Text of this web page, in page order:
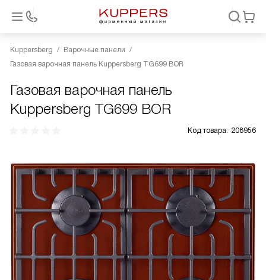
Kuppersberg
Варочные панели
Газовая варочная панель Kuppersberg TG699 BOR
Газовая варочная панель
Kuppersberg TG699 BOR
Код товара: 208956